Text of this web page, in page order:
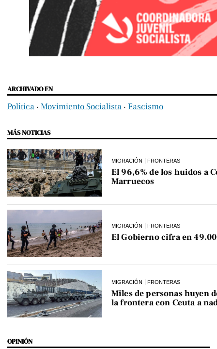
ARCHIVADO EN
Política ‧ Movimiento Socialista ‧ Fascismo
MÁS NOTICIAS
MIGRACIÓN FRONTERAS
El 96,6% de los huidos a
Marruecos
MIGRACIÓN FRONTERAS
El Gobierno cifra en
MIGRACIÓN FRONTERAS
Miles de personas huyen
la frontera con Ceuta a
OPINIÓN